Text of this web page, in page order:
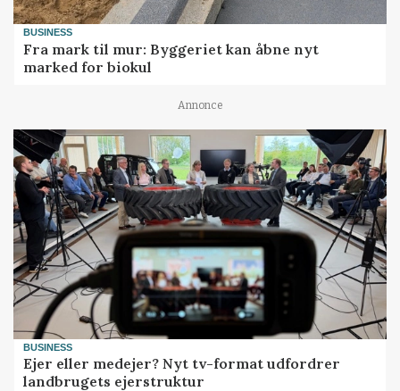
BUSINESS
Fra mark til mur: Byggeriet kan åbne nyt
marked for biokul
Annonce
BUSINESS
Ejer eller medejer? Nyt tv-format udfordrer
landbrugets ejerstruktur